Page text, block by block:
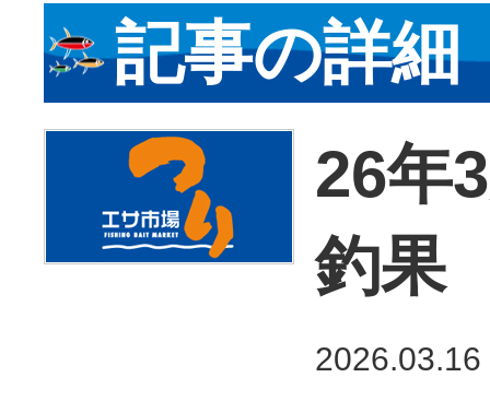
記事の詳細
26年
釣果
2026.03.16